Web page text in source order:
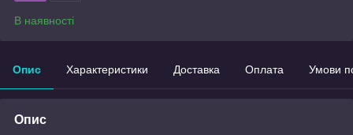
В наявності
Опис Характеристики Доставка Оплата Умови
Опис